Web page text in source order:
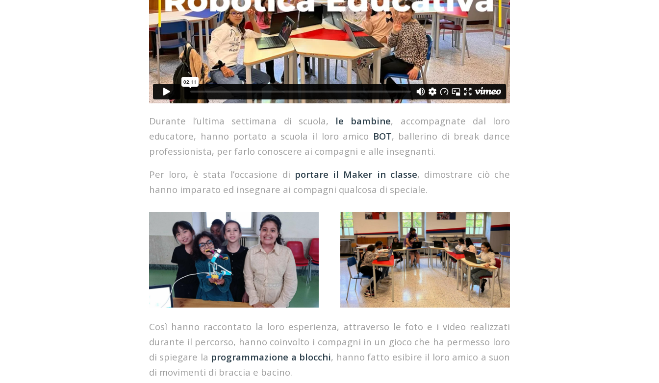
Durante l’ultima settimana di scuola, le bambine, accompagnate dal loro
educatore, hanno portato a scuola il loro amico BOT, ballerino di break dance
professionista, per farlo conoscere ai compagni e alle insegnanti.
Per loro, è stata l’occasione di portare il Maker in classe, dimostrare ciò che
hanno imparato ed insegnare ai compagni qualcosa di speciale.
Così hanno raccontato la loro esperienza, attraverso le foto e i video realizzati
durante il percorso, hanno coinvolto i compagni in un gioco che ha permesso loro
di spiegare la programmazione a blocchi, hanno fatto esibire il loro amico a suon
di movimenti di braccia e bacino.